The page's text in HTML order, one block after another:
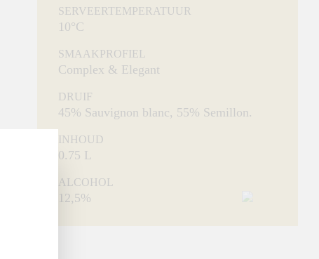
SERVEERTEMPERATUUR
10°C
SMAAKPROFIEL
Complex & Elegant
DRUIF
45% Sauvignon blanc, 55% Semillon.
INHOUD
0.75 L
ALCOHOL
12,5%